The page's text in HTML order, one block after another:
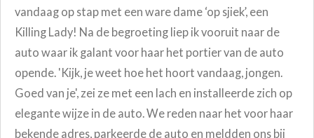
vandaag op stap met een ware dame ‘op sjiek’, een
Killing Lady! Na de begroeting liep ik vooruit naar de
auto waar ik galant voor haar het portier van de auto
opende. 'Kijk, je weet hoe het hoort vandaag, jongen.
Goed van je', zei ze met een lach en installeerde zich op
elegante wijze in de auto. We reden naar het voor haar
bekende adres, parkeerde de auto en meldden ons bij